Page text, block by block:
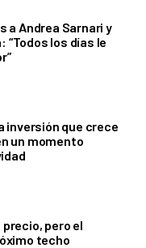
a Andrea Sarnari y
“Todos los días le
inversión que crece
un momento
pero el
techo